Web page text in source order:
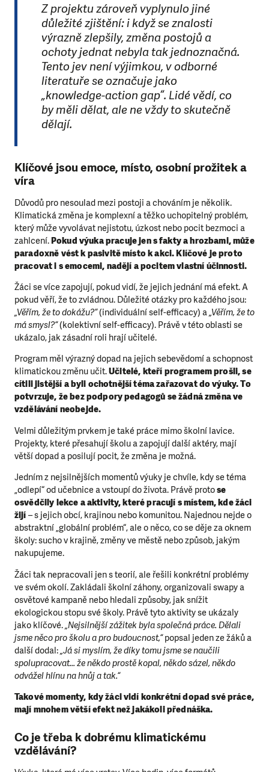
Z projektu zároveň vyplynulo jiné
důležité zjištění: i když se znalosti
výrazně zlepšily, změna postojů a
ochoty jednat nebyla tak jednoznačná.
Tento jev není výjimkou, v odborné
literatuře se označuje jako
„knowledge-action gap“. Lidé vědí, co
by měli dělat, ale ne vždy to skutečně
dělají.
Klíčové jsou emoce, místo, osobní prožitek a
víra
Důvodů pro nesoulad mezi postoji a chováním je několik.
Klimatická změna je komplexní a těžko uchopitelný problém,
který může vyvolávat nejistotu, úzkost nebo pocit bezmoci a
zahlcení.Pokud výuka pracuje jen s fakty a hrozbami, může
paradoxně vést k pasivitě místo k akci. Klíčové je proto
pracovat i s emocemi, nadějí a pocitem vlastní účinnosti.
Žáci se více zapojují, pokud vidí, že jejich jednání má efekt. A
pokud věří, že to zvládnou. Důležité otázky pro každého jsou:
„Věřím, že to dokážu?“(individuální self-efficacy) a„Věřím, že to
má smysl?“(kolektivní self-efficacy). Právě v této oblasti se
ukázalo, jak zásadní roli hrají učitelé.
Program měl výrazný dopad na jejich sebevědomí a schopnost
klimatickou změnu učit.Učitelé, kteří programem prošli, se
cítili jistější a byli ochotnější téma zařazovat do výuky. To
potvrzuje, že bez podpory pedagogů se žádná změna ve
vzdělávání neobejde.
Velmi důležitým prvkem je také práce mimo školní lavice.
Projekty, které přesahují školu a zapojují další aktéry, mají
větší dopad a posilují pocit, že změna je možná.
Jedním z nejsilnějších momentů výuky je chvíle, kdy se téma
„odlepí“ od učebnice a vstoupí do života. Právě protose
osvědčily lekce a aktivity, které pracují s místem, kde žáci
žijí – s jejich obcí, krajinou nebo komunitou. Najednou nejde o
abstraktní „globální problém“, ale o něco, co se děje za oknem
školy: sucho v krajině, změny ve městě nebo způsob, jakým
nakupujeme.
Žáci tak nepracovali jen s teorií, ale řešili konkrétní problémy
ve svém okolí. Zakládali školní záhony, organizovali swapy a
osvětové kampaně nebo hledali způsoby, jak snížit
ekologickou stopu své školy. Právě tyto aktivity se ukázaly
jako klíčové.„Nejsilnější zážitek byla společná práce. Dělali
jsme něco pro školu a pro budoucnost,“popsal jeden ze žáků a
další dodal:„Já si myslím, že díky tomu jsme se naučili
spolupracovat... že někdo prostě kopal, někdo sázel, někdo
odvážel hlínu na hnůj a tak.“
Takové momenty, kdy žáci vidí konkrétní dopad své práce,
mají mnohem větší efekt než jakákoli přednáška.
Co je třeba k dobrému klimatickému
vzdělávání?